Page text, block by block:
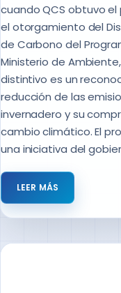
cuando QCS obtuvo
el otorgamiento del
de Carbono del
Ministerio de
distintivo es un
reducción de las
invernadero y su
cambio climático. El
una iniciativa del
LEER MÁS